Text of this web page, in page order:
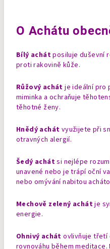
O Achátu
Bílý achátposiluje duševní
proti rakovině kůže.
Růžový achát je ideální pro
miminka a ochraňuje
těhotné ženy.
Hnědý achát využijete při
otravných alergií.
Šedý achátsi nejlépe
unavené nebo je trápí oční
nebo omývání nabitou
Mechově zelený achátje
energie.
Ohnivý achát ovlivňuje třetí
rovnováhu během meditace.